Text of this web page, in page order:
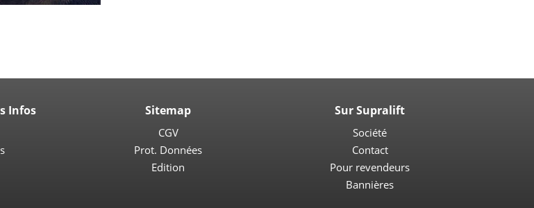
Infos Sitemap
CGV
Prot. Données
Edition
Sur Supralift
Société
Contact
Pour revendeurs
Bannières